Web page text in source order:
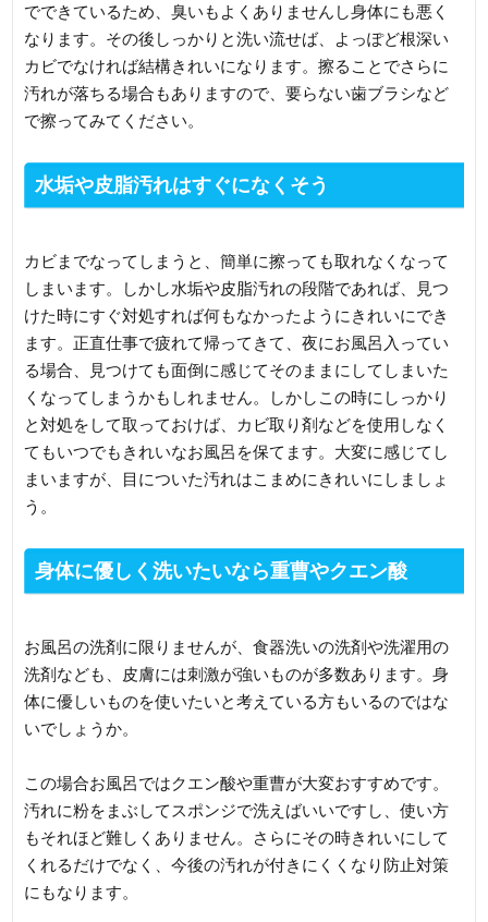
でできているため、臭いもよくありませんし身体にも悪く
なります。その後しっかりと洗い流せば、よっぽど根深い
カビでなければ結構きれいになります。擦ることでさらに
汚れが落ちる場合もありますので、要らない歯ブラシなど
で擦ってみてください。
水垢や皮脂汚れはすぐになくそう
カビまでなってしまうと、簡単に擦っても取れなくなって
しまいます。しかし水垢や皮脂汚れの段階であれば、見つ
けた時にすぐ対処すれば何もなかったようにきれいにでき
ます。正直仕事で疲れて帰ってきて、夜にお風呂入ってい
る場合、見つけても面倒に感じてそのままにしてしまいた
くなってしまうかもしれません。しかしこの時にしっかり
と対処をして取っておけば、カビ取り剤などを使用しなく
てもいつでもきれいなお風呂を保てます。大変に感じてし
まいますが、目についた汚れはこまめにきれいにしましょ
う。
身体に優しく洗いたいなら重曹やクエン酸
お風呂の洗剤に限りませんが、食器洗いの洗剤や洗濯用の
洗剤なども、皮膚には刺激が強いものが多数あります。身
体に優しいものを使いたいと考えている方もいるのではな
いでしょうか。
この場合お風呂ではクエン酸や重曹が大変おすすめです。
汚れに粉をまぶしてスポンジで洗えばいいですし、使い方
もそれほど難しくありません。さらにその時きれいにして
くれるだけでなく、今後の汚れが付きにくくなり防止対策
にもなります。